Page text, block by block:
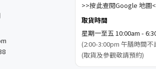
>>按此查閱Google 地圖
取貨時間
星期一至五 10:00am -
(2:00-3:00pm 午膳時間不
(取貨及參觀敬請預約)